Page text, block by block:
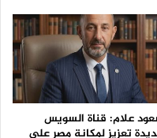
علام: قناة السويس
تعزيز لمكانة مصر على